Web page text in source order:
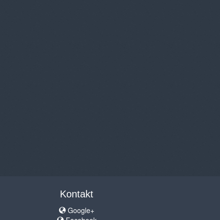
Kontakt
Google+